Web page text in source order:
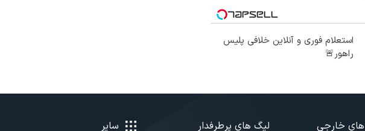
استعلام فوری و آنلاین خلافی پلیس
راهور🚨
خارجی لیگ های پرطرفدار سایر